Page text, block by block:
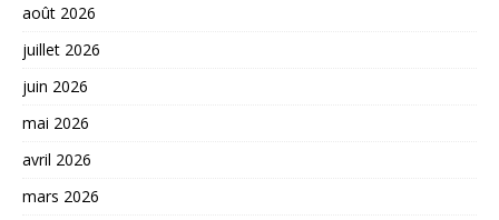
août 2026
juillet 2026
juin 2026
mai 2026
avril 2026
mars 2026